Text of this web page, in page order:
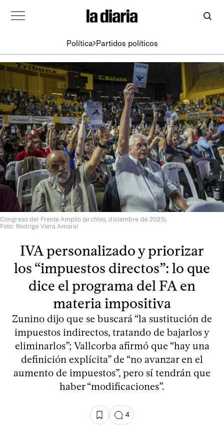
Política Partidos políticos
Congreso del Frente Amplio (archivo, diciembre de 2023).
Foto: Rodrigo Viera Amaral
IVA personalizado y priorizar
los “impuestos directos”: lo que
dice el programa del FA en
materia impositiva
Zunino dijo que se buscará “la sustitución de
impuestos indirectos, tratando de bajarlos y
eliminarlos”; Vallcorba afirmó que “hay una
definición explícita” de “no avanzar en el
aumento de impuestos”, pero sí tendrán que
haber “modificaciones”.
4